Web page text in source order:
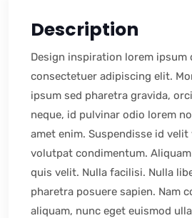
Description
Design inspiration lorem ipsum
consectetuer adipiscing elit.
ipsum sed pharetra gravida,
neque, id pulvinar odio lorem
amet enim. Suspendisse id
volutpat condimentum.
quis velit. Nulla facilisi. Nulla
pharetra posuere sapien. Nam
aliquam, nunc eget euismod